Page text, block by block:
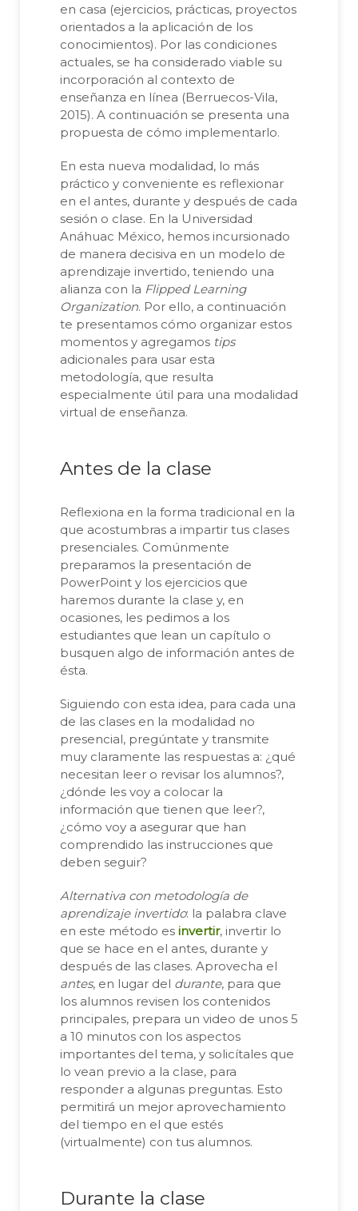
en casa (ejercicios, prácticas, proyectos
orientados a la aplicación de los
conocimientos). Por las condiciones
actuales, se ha considerado viable su
incorporación al contexto de
enseñanza en línea (Berruecos-Vila,
2015). A continuación se presenta una
propuesta de cómo implementarlo.
En esta nueva modalidad, lo más
práctico y conveniente es reflexionar
en el antes, durante y después de cada
sesión o clase. En la Universidad
Anáhuac México, hemos incursionado
de manera decisiva en un modelo de
aprendizaje invertido, teniendo una
alianza con la Flipped Learning
Organization. Por ello, a continuación
te presentamos cómo organizar estos
momentos y agregamos tips
adicionales para usar esta
metodología, que resulta
especialmente útil para una modalidad
virtual de enseñanza.
Antes de la clase
Reflexiona en la forma tradicional en la
que acostumbras a impartir tus clases
presenciales. Comúnmente
preparamos la presentación de
PowerPoint y los ejercicios que
haremos durante la clase y, en
ocasiones, les pedimos a los
estudiantes que lean un capítulo o
busquen algo de información antes de
ésta.
Siguiendo con esta idea, para cada una
de las clases en la modalidad no
presencial, pregúntate y transmite
muy claramente las respuestas a: ¿qué
necesitan leer o revisar los alumnos?,
¿dónde les voy a colocar la
información que tienen que leer?,
¿cómo voy a asegurar que han
comprendido las instrucciones que
deben seguir?
Alternativa con metodología de
aprendizaje invertido: la palabra clave
en este método es invertir, invertir lo
que se hace en el antes, durante y
después de las clases. Aprovecha el
antes, en lugar del durante, para que
los alumnos revisen los contenidos
principales, prepara un video de unos 5
a 10 minutos con los aspectos
importantes del tema, y solicítales que
lo vean previo a la clase, para
responder a algunas preguntas. Esto
permitirá un mejor aprovechamiento
del tiempo en el que estés
(virtualmente) con tus alumnos.
Durante la clase